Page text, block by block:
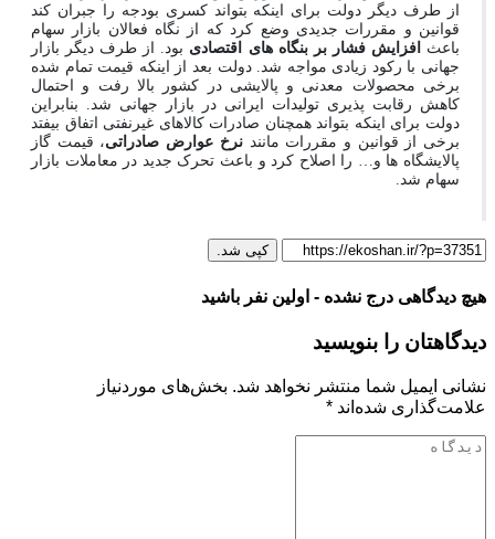
از طرف دیگر دولت برای اینکه بتواند کسری بودجه را جبران کند
قوانین و مقررات جدیدی وضع کرد که از نگاه فعالان بازار سهام
باعث
افزایش فشار بر بنگاه های اقتصادی بود. از طرف دیگر بازار
جهانی با رکود زیادی مواجه شد. دولت بعد از اینکه قیمت تمام شده
برخی محصولات معدنی و پالایشی در کشور بالا رفت و احتمال
کاهش رقابت پذیری تولیدات ایرانی در بازار جهانی شد. بنابراین
دولت برای اینکه بتواند همچنان صادرات کالاهای غیرنفتی اتفاق بیفتد
برخی از قوانین و مقررات مانندنرخ عوارض صادراتی، قیمت گاز
پالایشگاه ها و… را اصلاح کرد و باعث تحرک جدید در معاملات بازار
سهام شد.
کپی شد.
هیچ دیدگاهی درج نشده - اولین نفر باشید
دیدگاهتان را بنویسید
نشانی ایمیل شما منتشر نخواهد شد. بخش‌های موردنیاز
علامت‌گذاری شده‌اند *